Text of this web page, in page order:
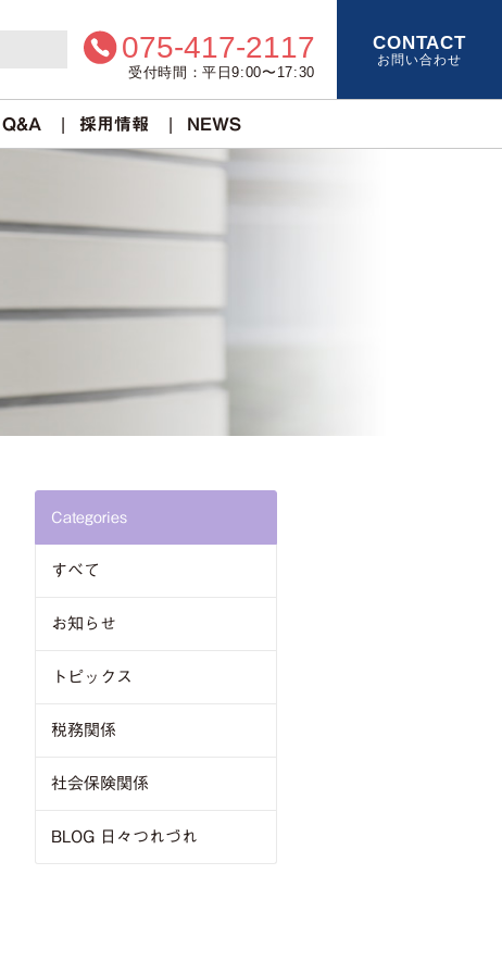
075-417-2117
受付時間：平日9:00〜17:30
CONTACT
お問い合わせ
Q&A 採用情報 NEWS
Categories
すべて
お知らせ
トピックス
税務関係
社会保険関係
BLOG 日々つれづれ